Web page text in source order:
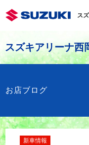
ス
スズキアリーナ西
お店ブログ
新車情報